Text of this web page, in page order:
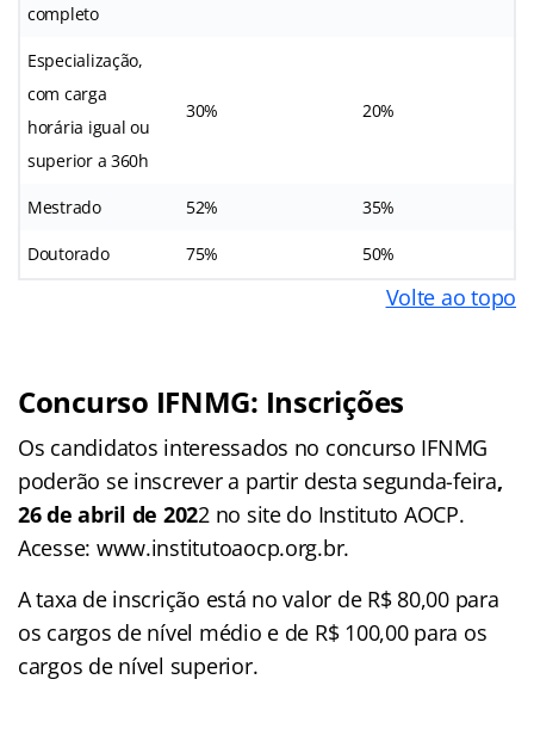
completo
Especialização,
com carga
horária igual ou
superior a 360h
30% 20%
Mestrado 52% 35%
Doutorado 75% 50%
Volte ao topo
Concurso IFNMG: Inscrições
Os candidatos interessados no concurso IFNMG
poderão se inscrever a partir desta segunda-feira,
26 de abril de 2022 no site do Instituto AOCP.
Acesse: www.institutoaocp.org.br.
A taxa de inscrição está no valor de R$ 80,00 para
os cargos de nível médio e de R$ 100,00 para os
cargos de nível superior.